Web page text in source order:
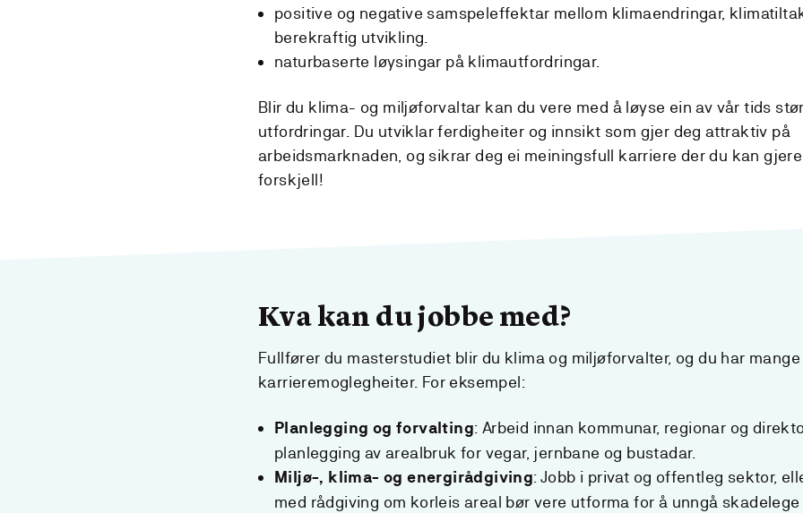
positive og negative samspeleffektar mellom klimaendringar,
berekraftig utvikling.
naturbaserte løysingar på klimautfordringar.
Blir du klima- og miljøforvaltar kan du vere med å løyse ein av vår tids
utfordringar. Du utviklar ferdigheiter og innsikt som gjer deg attraktiv på
arbeidsmarknaden, og sikrar deg ei meiningsfull karriere der du kan
forskjell!
Kva kan du jobbe med?
Fullfører du masterstudiet blir du klima og miljøforvalter, og du har mange
karrieremoglegheiter. For eksempel:
Planlegging og forvalting: Arbeid innan kommunar, regionar og
planlegging av arealbruk for vegar, jernbane og bustadar.
Miljø-, klima- og energirådgiving: Jobb i privat og offentleg sektor,
med rådgiving om korleis areal bør vere utforma for å unngå